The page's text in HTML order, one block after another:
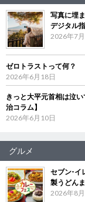
写真に埋
デジタル指
2026年7
ゼロトラストって何？
2026年6月18日
きっと大平元首相は泣
治コラム】
2026年6月10日
グルメ
セブン‐
製うどん
2026年8